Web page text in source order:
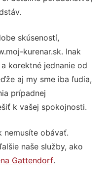
skúseností,
kurenar.sk. Inak
korektné jednanie od
aj my sme iba ľudia,
prípadnej
k vašej spokojnosti.
nemusíte obávať.
naše služby, ako
Gattendorf.